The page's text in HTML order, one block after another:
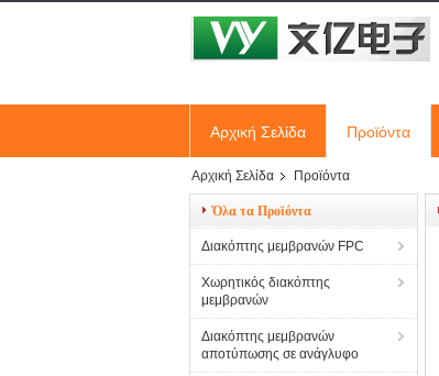
Αρχική Σελίδα Προϊόντα
Αρχική Σελίδα Προϊόντα
Όλα τα Προϊόντα
Διακόπτης μεμβρανών FPC
Χωρητικός διακόπτης
μεμβρανών
Διακόπτης μεμβρανών
αποτύπωσης σε ανάγλυφο